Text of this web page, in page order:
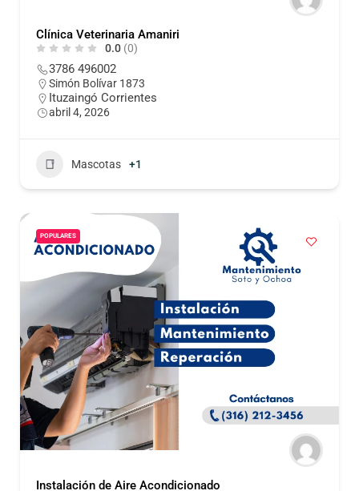
Clínica Veterinaria Amaniri
0.0 (0)
3786 496002
Simón Bolívar 1873
Ituzaingó Corrientes
abril 4, 2026
Mascotas +1
POPULARES
Instalación de Aire Acondicionado